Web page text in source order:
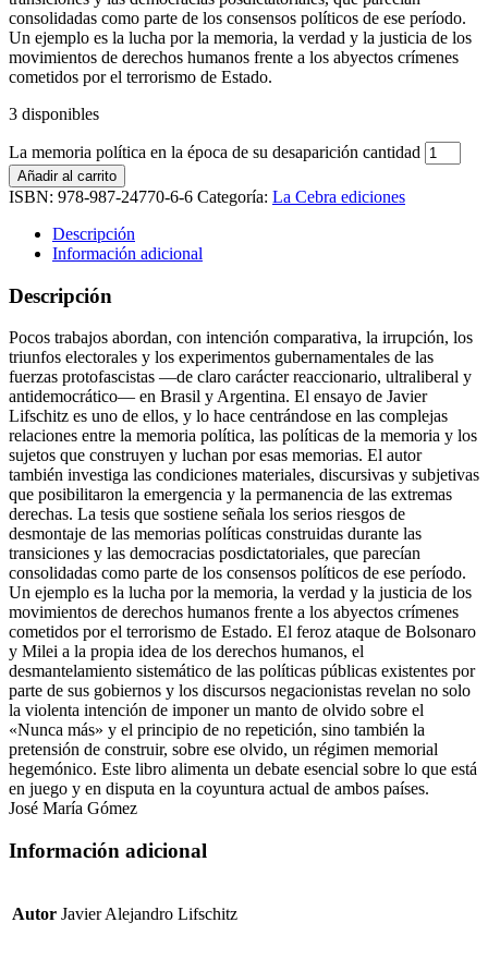
consolidadas como parte de los consensos políticos de ese período.
Un ejemplo es la lucha por la memoria, la verdad y la justicia de los
movimientos de derechos humanos frente a los abyectos crímenes
cometidos por el terrorismo de Estado.
3 disponibles
La memoria política en la época de su desaparición cantidad
Añadir al carrito
ISBN: 978-987-24770-6-6 Categoría: La Cebra ediciones
Descripción
Información adicional
Descripción
Pocos trabajos abordan, con intención comparativa, la irrupción, los
triunfos electorales y los experimentos gubernamentales de las
fuerzas protofascistas —de claro carácter reaccionario, ultraliberal y
antidemocrático— en Brasil y Argentina. El ensayo de Javier
Lifschitz es uno de ellos, y lo hace centrándose en las complejas
relaciones entre la memoria política, las políticas de la memoria y los
sujetos que construyen y luchan por esas memorias. El autor
también investiga las condiciones materiales, discursivas y subjetivas
que posibilitaron la emergencia y la permanencia de las extremas
derechas. La tesis que sostiene señala los serios riesgos de
desmontaje de las memorias políticas construidas durante las
transiciones y las democracias posdictatoriales, que parecían
consolidadas como parte de los consensos políticos de ese período.
Un ejemplo es la lucha por la memoria, la verdad y la justicia de los
movimientos de derechos humanos frente a los abyectos crímenes
cometidos por el terrorismo de Estado. El feroz ataque de Bolsonaro
y Milei a la propia idea de los derechos humanos, el
desmantelamiento sistemático de las políticas públicas existentes por
parte de sus gobiernos y los discursos negacionistas revelan no solo
la violenta intención de imponer un manto de olvido sobre el
«Nunca más» y el principio de no repetición, sino también la
pretensión de construir, sobre ese olvido, un régimen memorial
hegemónico. Este libro alimenta un debate esencial sobre lo que está
en juego y en disputa en la coyuntura actual de ambos países.
José María Gómez
Información adicional
Autor Javier Alejandro Lifschitz